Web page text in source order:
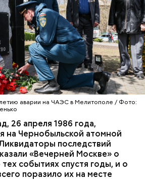
аварии на ЧАЭС в Мелитополе / Фото:
26 апреля 1986 года,
на Чернобыльской атомной
последствий
«Вечерней Москве» о
событиях спустя годы, и о
поразило их на месте
обороны Московского
Макеев в 1986 году служил в
механизированном полку
На тот момент, когда
на Чернобыльской атомной
лет.
ИСТОРИЯ
совершая паломничество в
Чудотворец по просьбе
молитвой успокоил
море.